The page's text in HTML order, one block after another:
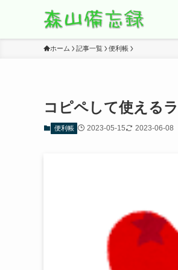
ホーム 記事一覧 便利帳
コピペして使える
便利帳 2023-05-15 2023-06-08